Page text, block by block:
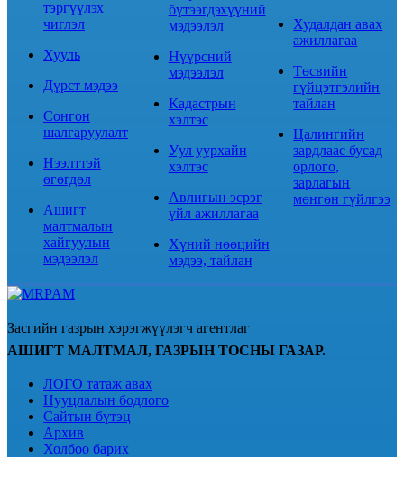
тэргүүлэх
чиглэл
Хууль
Дүрст мэдээ
Сонгон
шалгаруулалт
Нээлттэй
өгөгдөл
Ашигт
малтмалын
хайгуулын
мэдээлэл
бүтээгдэхүүний
мэдээлэл
Нүүрсний
мэдээлэл
Кадастрын
хэлтэс
Уул уурхайн
хэлтэс
Авлигын эсрэг
үйл ажиллагаа
Хүний нөөцийн
мэдээ, тайлан
Худалдан авах
ажиллагаа
Төсвийн
гүйцэтгэлийн
тайлан
Цалингийн
зардлаас бусад
орлого,
зарлагын
мөнгөн гүйлгээ
Засгийн газрын хэрэгжүүлэгч агентлаг
АШИГТ МАЛТМАЛ, ГАЗРЫН ТОСНЫ ГАЗАР.
ЛОГО татаж авах
Нууцлалын бодлого
Сайтын бүтэц
Архив
Холбоо барих